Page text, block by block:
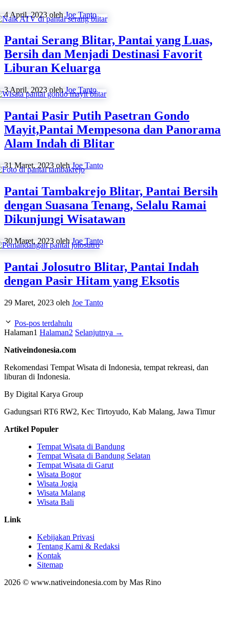
4 April, 2023 olehJoe Tanto
Pantai Serang Blitar, Pantai yang Luas,
Bersih dan Menjadi Destinasi Favorit
Liburan Keluarga
3 April, 2023 olehJoe Tanto
Pantai Pasir Putih Pasetran Gondo
Mayit,Pantai Mempesona dan Panorama
Alam Indah di Blitar
31 Maret, 2023 olehJoe Tanto
Pantai Tambakrejo Blitar, Pantai Bersih
dengan Suasana Tenang, Selalu Ramai
Dikunjungi Wisatawan
30 Maret, 2023 olehJoe Tanto
Pantai Jolosutro Blitar, Pantai Indah
dengan Pasir Hitam yang Eksotis
29 Maret, 2023 oleh Joe Tanto
Pos-pos terdahulu
Halaman1 Halaman2 Selanjutnya →
Nativeindonesia.com
Rekomendasi Tempat Wisata di Indonesia, tempat rekreasi, dan
liburan di Indonesia.
By Digital Karya Group
Gadungsari RT6 RW2, Kec Tirtoyudo, Kab Malang, Jawa Timur
Artikel Populer
Tempat Wisata di Bandung
Tempat Wisata di Bandung Selatan
Tempat Wisata di Garut
Wisata Bogor
Wisata Jogja
Wisata Malang
Wisata Bali
Link
Kebijakan Privasi
Tentang Kami & Redaksi
Kontak
Sitemap
2026 © www.nativeindonesia.com by Mas Rino